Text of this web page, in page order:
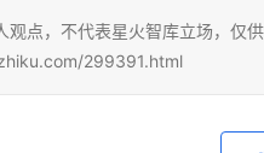
观点，不代表星火智库立场，仅
299391.html